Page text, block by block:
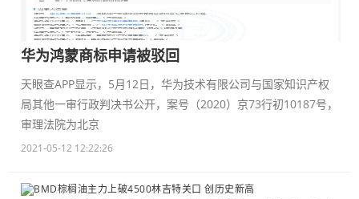
华为鸿蒙商标申请被驳回
天眼查APP显示，5月12日，华为技术有限公司与国家知识产权
局其他一审行政判决书公开，案号（2020）京73行初10187号，
审理法院为北京
2021-05-12 12:22:26